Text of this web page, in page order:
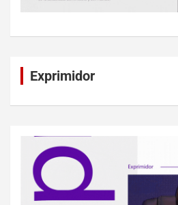
Exprimidor